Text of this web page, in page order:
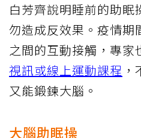
白芳齊說明睡前的助眠
勿造成反效果。疫情期
之間的互動接觸，專家
視訊或線上運動課程
又能鍛鍊大腦。
大腦助眠操